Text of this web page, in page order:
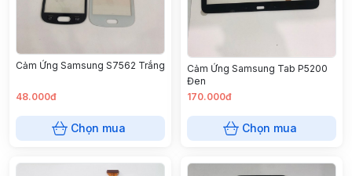
Cảm Ứng Samsung S7562 Trắng
48.000đ
Chọn mua
Cảm Ứng Samsung Tab P5200
Đen
170.000đ
Chọn mua